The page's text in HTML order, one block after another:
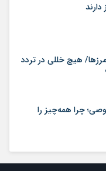
هیچ‌ خللی در تردد
چرا همه‌چیز را